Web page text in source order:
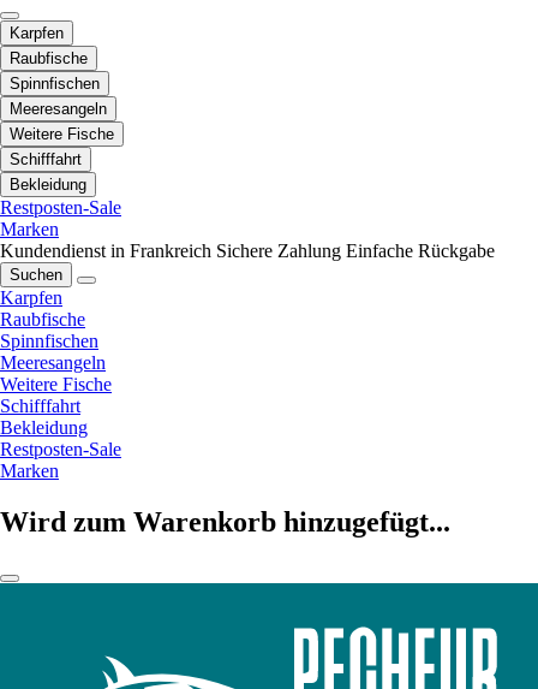
Karpfen
Raubfische
Spinnfischen
Meeresangeln
Weitere Fische
Schifffahrt
Bekleidung
Restposten-Sale
Marken
Kundendienst in Frankreich Sichere Zahlung Einfache Rückgabe
Suchen
Karpfen
Raubfische
Spinnfischen
Meeresangeln
Weitere Fische
Schifffahrt
Bekleidung
Restposten-Sale
Marken
Wird zum Warenkorb hinzugefügt...